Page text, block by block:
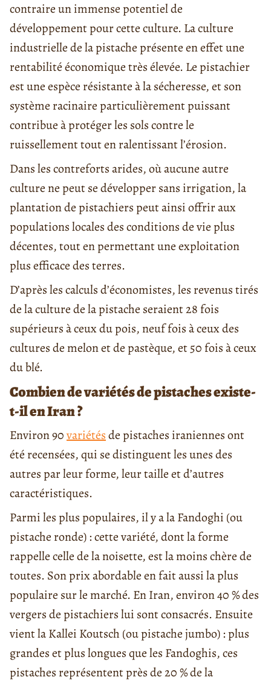
contraire un immense potentiel de
développement pour cette culture. La culture
industrielle de la pistache présente en effet une
rentabilité économique très élevée. Le pistachier
est une espèce résistante à la sécheresse, et son
système racinaire particulièrement puissant
contribue à protéger les sols contre le
ruissellement tout en ralentissant l’érosion.
Dans les contreforts arides, où aucune autre
culture ne peut se développer sans irrigation, la
plantation de pistachiers peut ainsi offrir aux
populations locales des conditions de vie plus
décentes, tout en permettant une exploitation
plus efficace des terres.
D’après les calculs d’économistes, les revenus tirés
de la culture de la pistache seraient 28 fois
supérieurs à ceux du pois, neuf fois à ceux des
cultures de melon et de pastèque, et 50 fois à ceux
du blé.
Combien de variétés de pistaches existe-
t-il en Iran ?
Environ 90variétésde pistaches iraniennes ont
été recensées, qui se distinguent les unes des
autres par leur forme, leur taille et d’autres
caractéristiques.
Parmi les plus populaires, il y a la Fandoghi (ou
pistache ronde) : cette variété, dont la forme
rappelle celle de la noisette, est la moins chère de
toutes. Son prix abordable en fait aussi la plus
populaire sur le marché. En Iran, environ 40 % des
vergers de pistachiers lui sont consacrés. Ensuite
vient la Kallei Koutsch (ou pistache jumbo) : plus
grandes et plus longues que les Fandoghis, ces
pistaches représentent près de 20 % de la